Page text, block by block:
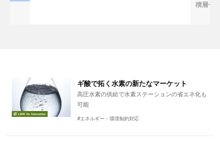
積層セ
ギ酸で拓く水素の新たなマーケット
高圧水素の供給で水素ステーションの省エネ化も
可能
#エネルギー・環境制約対応